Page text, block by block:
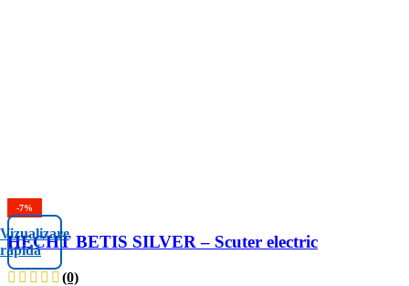
-7%
Vizualizare
rapidă
HECHT BETIS SILVER – Scuter electric
(0)